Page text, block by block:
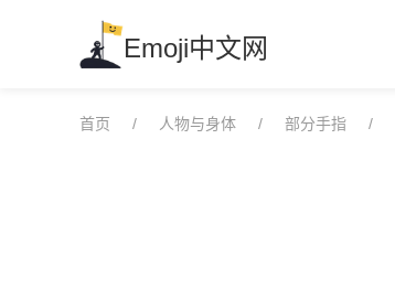
Emoji中文网
首页 人物与身体 部分手指